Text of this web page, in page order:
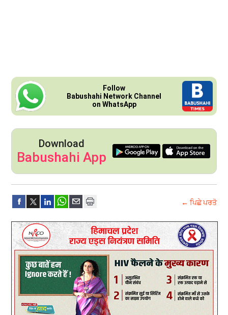
Follow
Babushahi Network Channel
on WhatsApp
Download
Babushahi App
← ਪਿਛੇ ਪਰਤੋ